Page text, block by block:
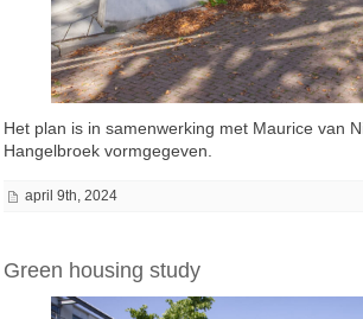
Het plan is in samenwerking met Maurice van
Hangelbroek vormgegeven.
april 9th, 2024
Green housing study